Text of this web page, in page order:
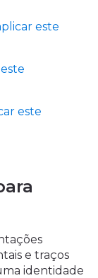
este
este
e traços
identidade